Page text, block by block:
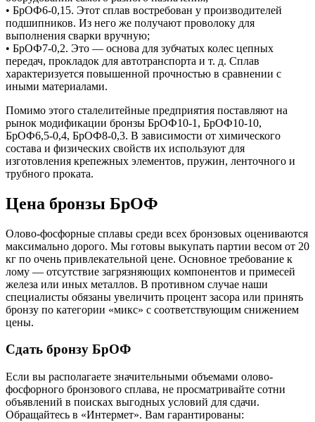
• БрОФ6-0,15. Этот сплав востребован у производителей
подшипников. Из него же получают проволоку для
выполнения сварки вручную;
• БрОФ7-0,2. Это — основа для зубчатых колес цепных
передач, прокладок для автотранспорта и т. д. Сплав
характеризуется повышенной прочностью в сравнении с
иными материалами.
Помимо этого сталелитейные предприятия поставляют на
рынок модификации бронзы БрОФ10-1, БрОФ10-10,
БрОФ6,5-0,4, БрОФ8-0,3. В зависимости от химического
состава и физических свойств их используют для
изготовления крепежных элементов, пружин, ленточного и
трубного проката.
Цена бронзы БрОФ
Олово-фосфорные сплавы среди всех бронзовых оцениваются
максимально дорого. Мы готовы выкупать партии весом от 20
кг по очень привлекательной цене. Основное требование к
лому — отсутствие загрязняющих компонентов и примесей
железа или иных металлов. В противном случае наши
специалисты обязаны увеличить процент засора или принять
бронзу по категории «микс» с соответствующим снижением
цены.
Сдать бронзу БрОФ
Если вы располагаете значительными объемами олово-
фосфорного бронзового сплава, не просматривайте сотни
объявлений в поисках выгодных условий для сдачи.
Обращайтесь в «Интермет». Вам гарантированы: